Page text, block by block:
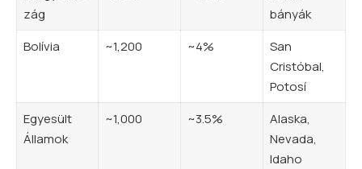
zág
bányák
Bolívia
~1,200 ~4%
San
Cristóbal,
Potosí
Egyesült
Államok
~1,000 ~3.5%
Alaska,
Nevada,
Idaho